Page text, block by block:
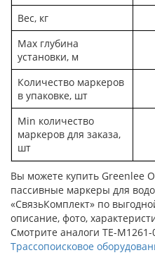
Вес, кг
Мах глубина
установки, м
Количество маркеров
в упаковке, шт
Мin количество
маркеров для заказа,
шт
Вы можете купить Greenlee
пассивные маркеры для
«СвязьКомплект» по
описание, фото,
Смотрите аналоги TE-M1261-
Трассопоисковое